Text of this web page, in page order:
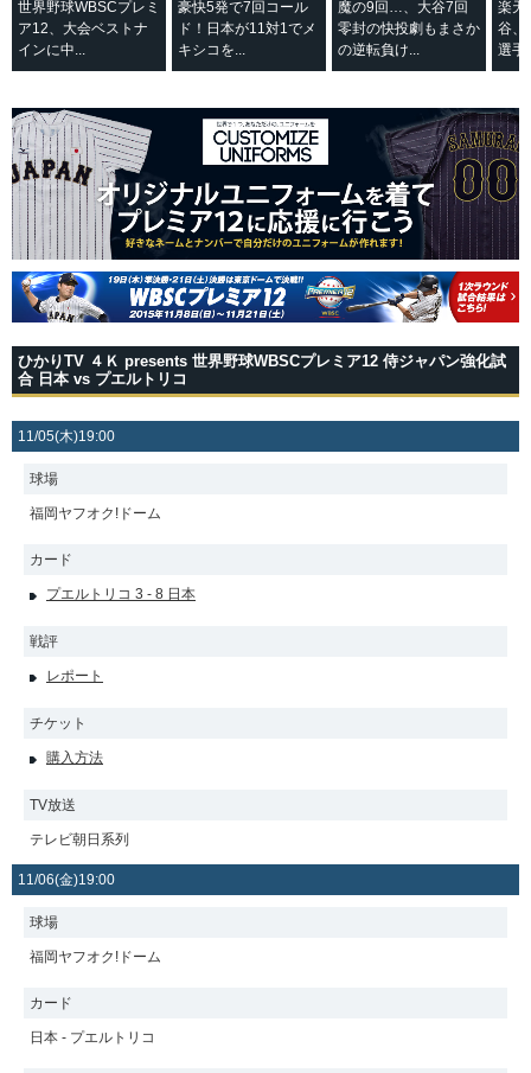
世界野球WBSCプレミ
ア12、大会ベストナ
インに中...
豪快5発で7回コール
ド！日本が11対1でメ
キシコを...
魔の9回…、大谷7回
零封の快投劇もまさか
の逆転負け...
楽天
谷、
選手
ひかりTV ４Ｋ presents 世界野球WBSCプレミア12 侍ジャパン強化試
合 日本 vs プエルトリコ
11/05(木)19:00
球場
福岡ヤフオク!ドーム
カード
プエルトリコ 3 - 8 日本
戦評
レポート
チケット
購入方法
TV放送
テレビ朝日系列
11/06(金)19:00
球場
福岡ヤフオク!ドーム
カード
日本 - プエルトリコ